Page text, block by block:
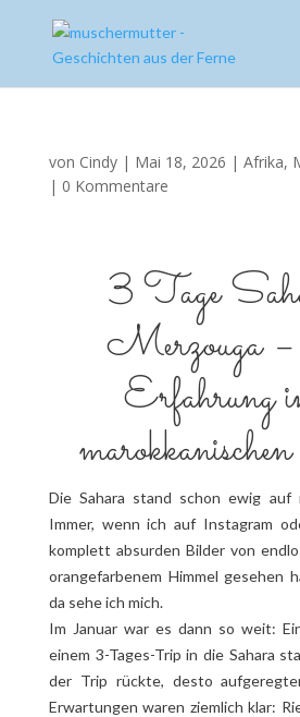
von Cindy| Mai 18, 2026 | Afrika,
| 0 Kommentare
3 Tage
Merzouga –
Erfahrung
Die Sahara stand schon ewig auf
Immer, wenn ich auf Instagram
komplett absurden Bilder von
orangefarbenem Himmel gesehen
da sehe ich mich.
Im Januar war es dann so weit:
einem 3-Tages-Trip in die Sahara
der Trip rückte, desto
Erwartungen waren ziemlich klar: